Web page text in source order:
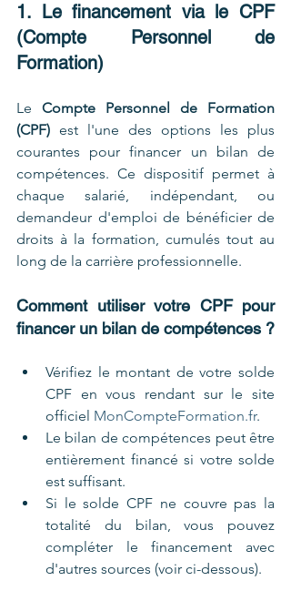
1. Le financement via le CPF
(Compte Personnel de
Formation)
Le Compte Personnel de Formation
(CPF) est l'une des options les plus
courantes pour financer un bilan de
compétences. Ce dispositif permet à
chaque salarié, indépendant, ou
demandeur d'emploi de bénéficier de
droits à la formation, cumulés tout au
long de la carrière professionnelle.
Comment utiliser votre CPF pour
financer un bilan de compétences ?
Vérifiez le montant de votre solde
CPF en vous rendant sur le site
officiel MonCompteFormation.fr.
Le bilan de compétences peut être
entièrement financé si votre solde
est suffisant.
Si le solde CPF ne couvre pas la
totalité du bilan, vous pouvez
compléter le financement avec
d'autres sources (voir ci-dessous).